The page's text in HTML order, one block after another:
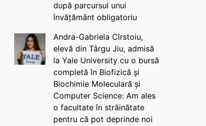
după parcursul unui
învățământ obligatoriu
Andra-Gabriela Cîrstoiu,
elevă din Târgu Jiu, admisă
la Yale University cu o bursă
completă în Biofizică și
Biochimie Moleculară și
Computer Science: Am ales
o facultate în străinătate
pentru că pot deprinde noi